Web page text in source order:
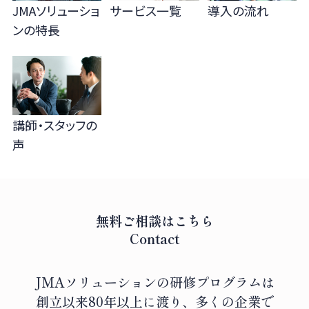
JMAソリューショ
ンの特長
サービス一覧 導入の流れ
講師・スタッフの
声
無料ご相談はこちら
Contact
JMAソリューションの研修プログラムは
創立以来80年以上に渡り、 多くの企業で